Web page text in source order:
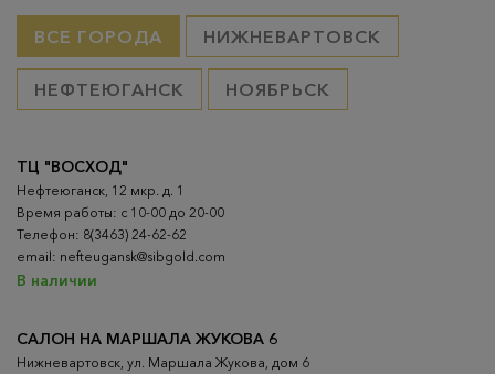
ВСЕ ГОРОДА НИЖНЕВАРТОВСК
НЕФТЕЮГАНСК НОЯБРЬСК
ТЦ "ВОСХОД"
Нефтеюганск, 12 мкр. д. 1
Время работы: с 10-00 до 20-00
Телефон: 8(3463) 24-62-62
email: nefteugansk@sibgold.com
В наличии
САЛОН НА МАРШАЛА ЖУКОВА 6
Нижневартовск, ул. Маршала Жукова, дом 6